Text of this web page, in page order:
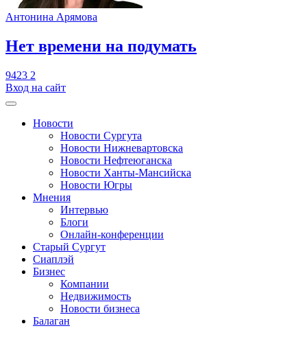
Антонина Арямова
​Нет времени на подумать
9423 2
Вход на сайт
Новости
Новости Сургута
Новости Нижневартовска
Новости Нефтеюганска
Новости Ханты-Мансийска
Новости Югры
Мнения
Интервью
Блоги
Онлайн-конференции
Старый Сургут
Сиаплэй
Бизнес
Компании
Недвижимость
Новости бизнеса
Балаган